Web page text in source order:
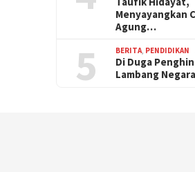
Menyayangkan
Agung…
5 BERITA, PENDIDIKAN
Di Duga
Lambang